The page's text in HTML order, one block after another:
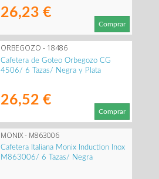
26,23 €
Comprar
ORBEGOZO - 18486
Cafetera de Goteo Orbegozo CG
4506/ 6 Tazas/ Negra y Plata
26,52 €
Comprar
MONIX - M863006
Cafetera Italiana Monix Induction Inox
M863006/ 6 Tazas/ Negra